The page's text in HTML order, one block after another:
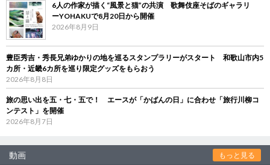
6人の作家が描く“風景と猫”の共演 歌舞伎座そばのギャラリ
ーYOHAKUで8月20日から開催
2026年8月9日
豊臣秀吉・秀長兄弟ゆかりの地を巡るスタンプラリーがスタート 和歌山市内5
カ所・近畿6カ所を巡り限定グッズをもらおう
2026年8月8日
旅の思い出を五・七・五で！ エースが「かばんの日」に合わせ「旅行川柳コ
ンテスト」を開催
2026年8月7日
動画 もっと見る